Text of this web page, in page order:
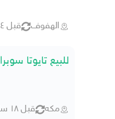
الهفوف قبل ٤ أيام
للبيع تايوتا سوبرا 2021 GR شبه الجديده
مكه قبل ١٨ ساعة